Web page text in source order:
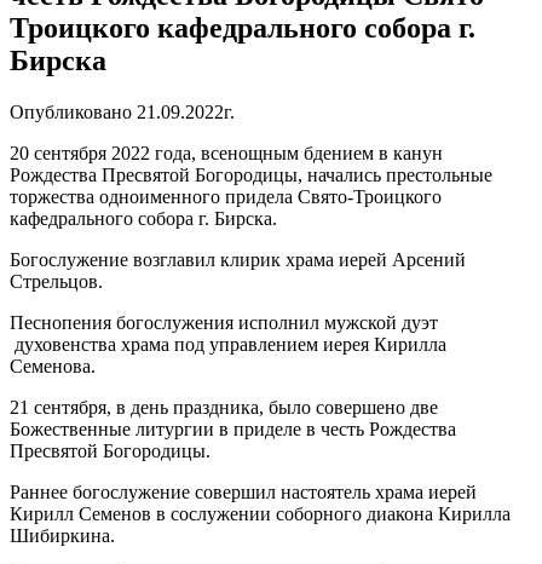
Троицкого кафедрального собора г.
Бирска
Опубликовано 21.09.2022г.
20 сентября 2022 года, всенощным бдением в канун
Рождества Пресвятой Богородицы, начались престольные
торжества одноименного придела Свято-Троицкого
кафедрального собора г. Бирска.
Богослужение возглавил клирик храма иерей Арсений
Стрельцов.
Песнопения богослужения исполнил мужской дуэт
духовенства храма под управлением иерея Кирилла
Семенова.
21 сентября, в день праздника, было совершено две
Божественные литургии в приделе в честь Рождества
Пресвятой Богородицы.
Раннее богослужение совершил настоятель храма иерей
Кирилл Семенов в сослужении соборного диакона Кирилла
Шибиркина.